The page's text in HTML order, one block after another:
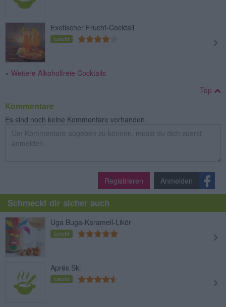
Exotischer Frucht-Cocktail
Leicht
» Weitere Alkoholfreie Cocktails
Top
Kommentare
Es sind noch keine Kommentare vorhanden.
Registrieren Anmelden
Schmeckt dir sicher auch
Uga Buga-Karamell-Likör
Leicht
Aprés Ski
Leicht